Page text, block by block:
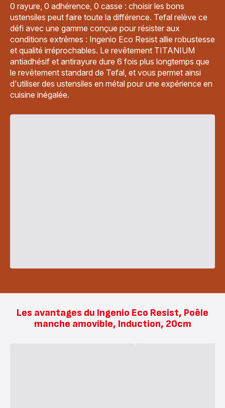
0 rayure, 0 adhérence, 0 casse : choisir les bons
ustensiles peut faire toute la différence. Tefal relève ce
défi avec une gamme conçue pour résister aux
conditions extrêmes : Ingenio Eco Resist allie robustesse
et qualité irréprochables. Le revêtement TITANIUM
antiadhésif et antirayure dure 6 fois plus longtemps que
le revêtement standard de Tefal, et vous permet ainsi
d'utiliser des ustensiles en métal pour une expérience en
cuisine inégalée.
Les avantages du Ingenio Eco Resist, Poêle
manche amovible, Induction, 20cm